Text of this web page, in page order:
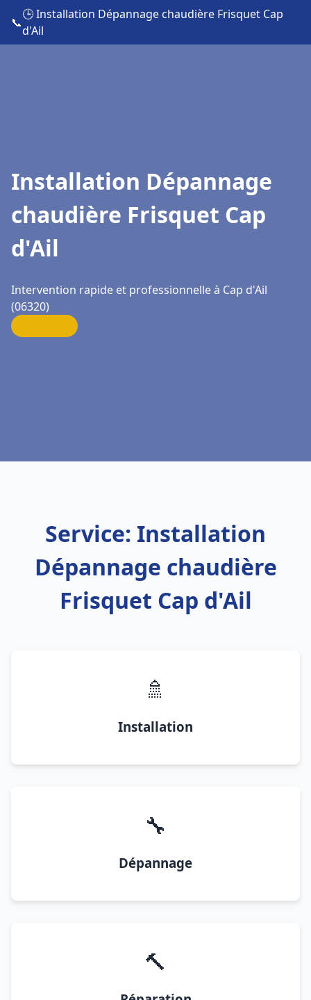
📞
🕒 Installation Dépannage chaudière Frisquet Cap
d'Ail
Installation Dépannage
chaudière Frisquet Cap
d'Ail
Intervention rapide et professionnelle à Cap d'Ail
(06320)
Service: Installation
Dépannage chaudière
Frisquet Cap d'Ail
🚿
Installation
🔧
Dépannage
🔨